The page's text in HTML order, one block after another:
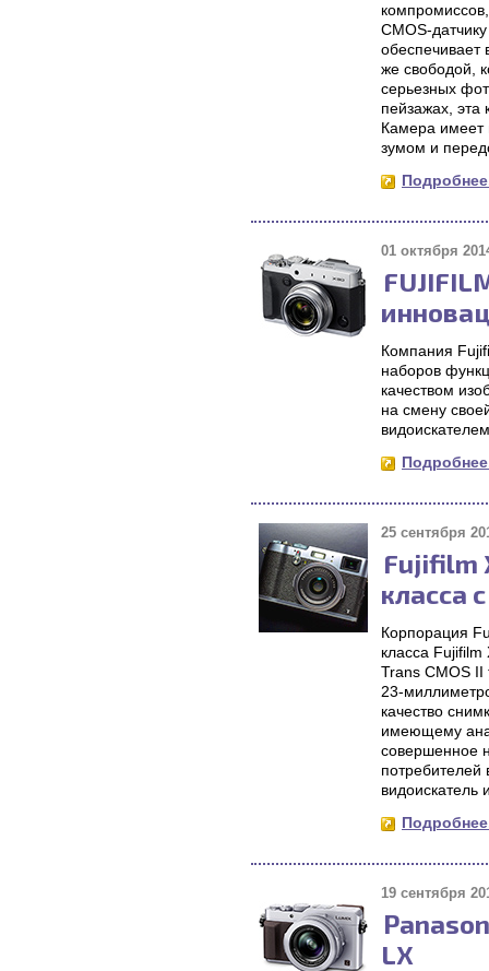
CMOS-
обеспечивает
же свободой,
серьезных
пейзажах, эта
Камера имеет
зумом и
01 октября
Компания
наборов
качеством
на смену
25 сентября
Fujifilm
класса
Корпорация
класса
Trans CMOS II
23-
качество
имеющему
совершенное
потребителей
видоискатель
19 сентября
LX